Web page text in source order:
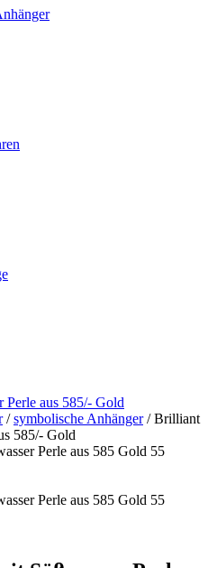
Perle aus 585/- Gold
/symbolische Anhänger/ Brilliant
585/- Gold